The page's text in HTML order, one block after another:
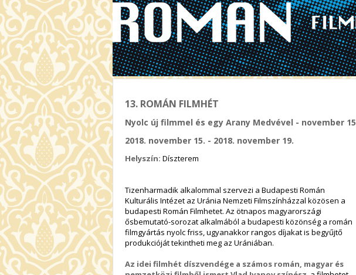
13. ROMÁN FILMHÉT
Nyolc új filmmel és egy Arany Medvével - november
2018. november 15. - 2018. november 19.
Helyszín: Díszterem
Tizenharmadik alkalommal szervezi a Budapesti Román
Kulturális Intézet az Uránia Nemzeti Filmszínházzal közösen a
budapesti Román Filmhetet. Az ötnapos magyarországi
ősbemutató-sorozat alkalmából a budapesti közönség a román
filmgyártás nyolc friss, ugyanakkor rangos díjakat is begyűjtő
produkcióját tekintheti meg az Urániában.
Az idei filmhét díszvendége a számos román, magyar és